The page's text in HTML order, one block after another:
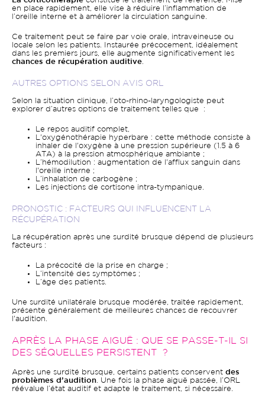
en place rapidement, elle vise à réduire l’inflammation de
l’oreille interne et à améliorer la circulation sanguine.
Ce traitement peut se faire par voie orale, intraveineuse ou
locale selon les patients. Instaurée précocement, idéalement
dans les premiers jours, elle augmente significativement les
chances de récupération auditive
AUTRES OPTIONS SELON AVIS ORL
Selon la situation clinique, l’oto-rhino-laryngologiste peut
explorer d’autres options de traitement telles que :
Le repos auditif complet,
L'oxygénothérapie hyperbare : cette méthode consiste à
inhaler de l'oxygène à une pression supérieure (1.5 à 6
ATA) à la pression atmosphérique ambiante ;
L’hémodilution : augmentation de l'afflux sanguin dans
l'oreille interne ;
L’inhalation de carbogène ;
Les injections de cortisone intra-tympanique.
PRONOSTIC : FACTEURS QUI INFLUENCENT LA
RÉCUPÉRATION
La récupération après une surdité brusque dépend de plusieurs
facteurs :
La précocité de la prise en charge ;
L’intensité des symptômes ;
L’âge des patients.
Une surdité unilatérale brusque modérée, traitée rapidement,
présente généralement de meilleures chances de recouvrer
l'audition.
APRÈS LA PHASE AIGUË : QUE SE PASSE-T-IL SI
DES SÉQUELLES PERSISTENT ?
Après une surdité brusque, certains patients conservent des
problèmes d’audition . Une fois la phase aiguë passée, l’ORL
réévalue l’état auditif et adapte le traitement, si nécessaire.